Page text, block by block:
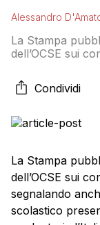
Alessandro
La Stampa
dell’OCSE sui
scolastico
graduatoria
trovano nel
Condividi
La Stampa
dell’OCSE sui
segnalando
scolastico